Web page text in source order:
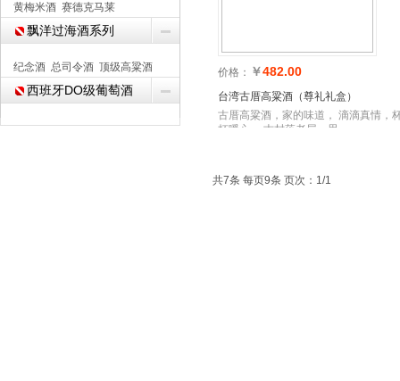
黄梅米酒 赛德克马莱
飘洋过海酒系列
纪念酒 总司令酒 顶级高粱酒
西班牙DO级葡萄酒
价格： ￥482.00
台湾古厝高粱酒（尊礼礼盒）
古厝高粱酒，家的味道， 滴滴真情，
杯暖心。 古村落老屋，思
共7条 每页9条 页次：1/1